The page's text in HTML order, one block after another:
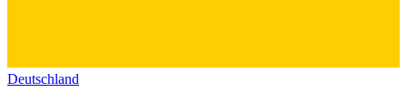
Deutschland